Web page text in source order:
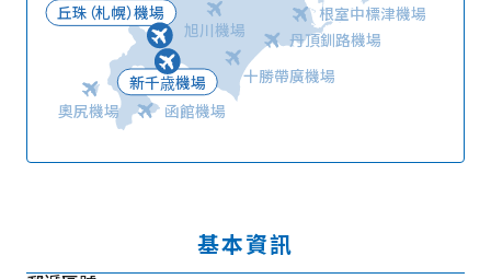
新千歳機場
丘珠（札幌）機場
函館機場
奧尻機場
旭川機場
根室中標津機場
丹頂釧路機場
十勝帶廣機場
基本資訊